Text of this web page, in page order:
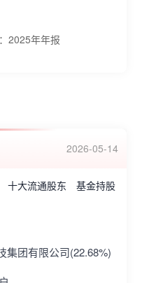
技术奖”、“中国机械
2025年年报
2026-05-14
十大流通股东 基金持股
集团有限公司(22.68%)